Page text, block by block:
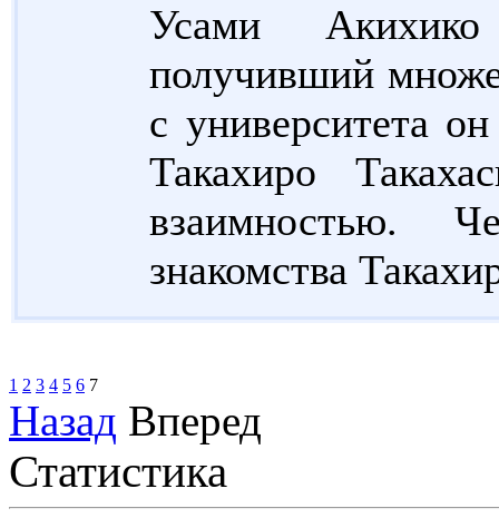
Усами
получивший
с университета
Такахиро
взаимностью.
знакомства
1 2 3 4 5 6 7
Назад Вперед
Статистика